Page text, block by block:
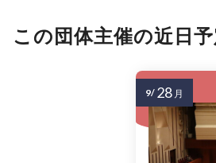
この団体主催の近日
9/ 28 月